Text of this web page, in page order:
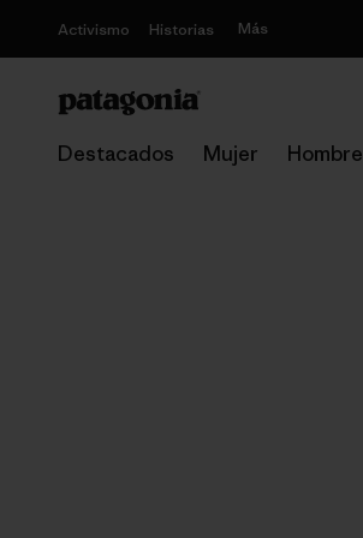
Activismo Historias Más
Destacados Mujer Hombre